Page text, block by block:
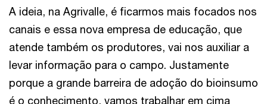
A ideia, na Agrivalle, é ficarmos mais focados nos
canais e essa nova empresa de educação, que
atende também os produtores, vai nos auxiliar a
levar informação para o campo. Justamente
porque a grande barreira de adoção do bioinsumo
é o conhecimento, vamos trabalhar em cima